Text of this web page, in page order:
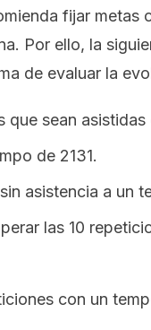
fijar metas
Por ello, la
de evaluar la
que sean
de 2131.
asistencia a un
las 10
con un